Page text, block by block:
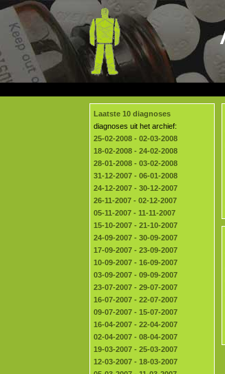
Laatste 10 diagnoses
diagnoses uit het archief:
25-02-2008 - 02-03-2008
18-02-2008 - 24-02-2008
28-01-2008 - 03-02-2008
31-12-2007 - 06-01-2008
24-12-2007 - 30-12-2007
26-11-2007 - 02-12-2007
05-11-2007 - 11-11-2007
15-10-2007 - 21-10-2007
24-09-2007 - 30-09-2007
17-09-2007 - 23-09-2007
10-09-2007 - 16-09-2007
03-09-2007 - 09-09-2007
23-07-2007 - 29-07-2007
16-07-2007 - 22-07-2007
09-07-2007 - 15-07-2007
16-04-2007 - 22-04-2007
02-04-2007 - 08-04-2007
19-03-2007 - 25-03-2007
12-03-2007 - 18-03-2007